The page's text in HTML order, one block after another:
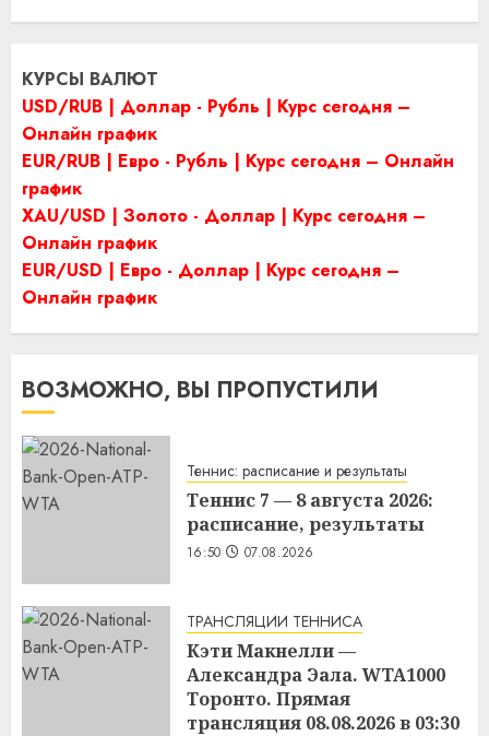
КУРСЫ ВАЛЮТ
USD/RUB | Доллар - Рубль | Курс сегодня –
Онлайн график
EUR/RUB | Евро - Рубль | Курс сегодня – Онлайн
график
XAU/USD | Золото - Доллар | Курс сегодня –
Онлайн график
EUR/USD | Евро - Доллар | Курс сегодня –
Онлайн график
ВОЗМОЖНО, ВЫ ПРОПУСТИЛИ
Теннис: расписание и результаты
Теннис 7 — 8 августа 2026:
расписание, результаты
16:50 07.08.2026
ТРАНСЛЯЦИИ ТЕННИСА
Кэти Макнелли —
Александра Эала. WTA1000
Торонто. Прямая
трансляция 08.08.2026 в 03:30